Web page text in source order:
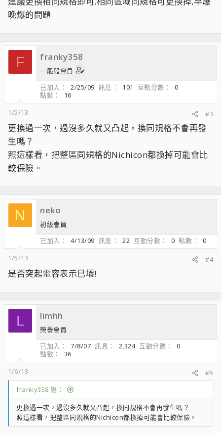
晚爆的問題
F franky358
一般般會員
已加入
2/25/09 訊息 101 互動分數
0
點數
16
1/5/13
#3
更換過一次，過沒多久就又凸起，換同規格不會再發
生嗎？
照這樣看，把整區同規格的Nichicon都換掉可能會比
較保險。
N neko
初級會員
已加入
4/13/09 訊息 22 互動分數 0 點數
0
1/5/13
#4
是否突起電容表示巳壞!
L limhh
榮譽會員
已加入
7/8/07 訊息 2,324 互動分數
0
點數
36
1/6/13
#5
franky358 說：
更換過一次，過沒多久就又凸起，換同規格不會再發生嗎？
照這樣看，把整區同規格的Nichicon都換掉可能會比較保險。